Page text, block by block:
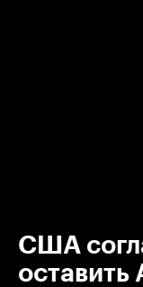
США
оставить